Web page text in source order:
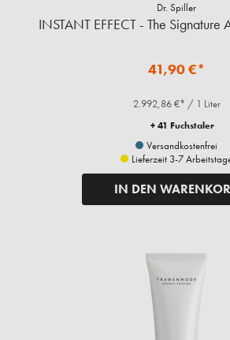
Dr. Spiller
INSTANT EFFECT - The
41,90 €*
2.992,86 €* / 1 Liter
+ 41 Fuchstaler
Versandkostenfrei
Lieferzeit 3-7
IN DEN